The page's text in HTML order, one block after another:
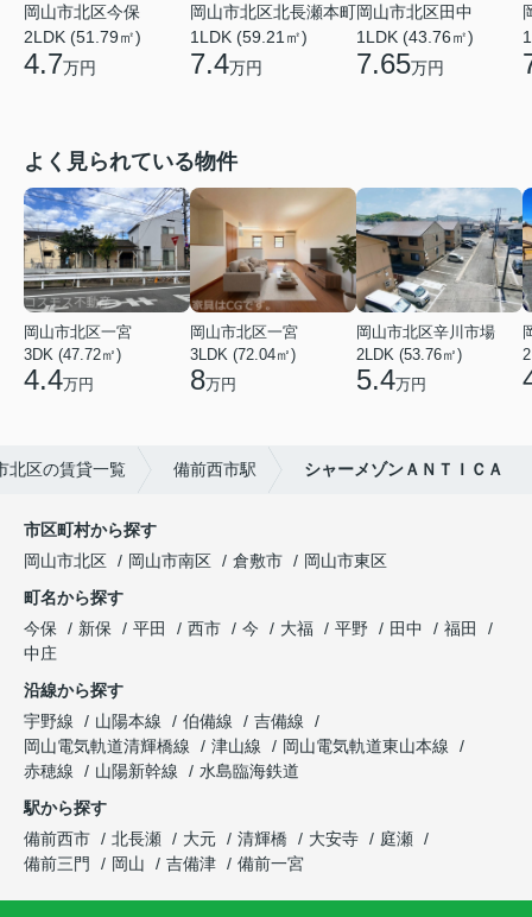
岡山市北区今保
2LDK (51.79㎡)
4.7万円
岡山市北区北長瀬本町
1LDK (59.21㎡)
7.4万円
岡山市北区田中
1LDK (43.76㎡)
7.65万円
よく見られている物件
岡山市北区一宮
3DK (47.72㎡)
4.4万円
岡山市北区一宮
3LDK (72.04㎡)
8万円
岡山市北区辛川市場
2LDK (53.76㎡)
5.4万円
北区の賃貸一覧 備前西市駅 シャーメゾンＡＮＴＩＣＡ
市区町村から探す
岡山市北区
岡山市南区 倉敷市
岡山市東区
町名から探す
今保
新保 平田 西市 今 大福 平野 田中
福田
中庄
沿線から探す
宇野線
山陽本線 伯備線
吉備線
岡山電気軌道清輝橋線
津山線
岡山電気軌道東山本線
赤穂線
山陽新幹線
水島臨海鉄道
駅から探す
備前西市
北長瀬 大元 清輝橋 大安寺
庭瀬
備前三門
岡山 吉備津 備前一宮